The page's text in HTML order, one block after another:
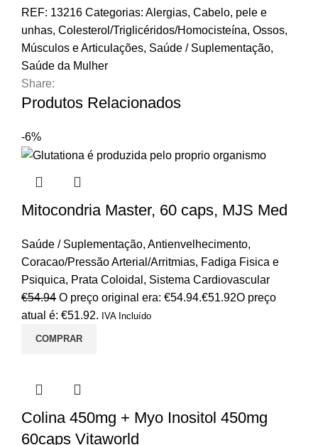
REF: 13216 Categorias: Alergias, Cabelo, pele e
unhas, Colesterol/Triglicéridos/Homocisteína, Ossos,
Músculos e Articulações, Saúde / Suplementação,
Saúde da Mulher
Share:
Produtos Relacionados
-6%
Mitocondria Master, 60 caps, MJS Med
Saúde / Suplementação, Antienvelhecimento,
Coracao/Pressão Arterial/Arritmias, Fadiga Fisica e
Psiquica, Prata Coloidal , Sistema Cardiovascular
€54.94 O preço original era: €54.94.€51.92O preço
atual é: €51.92. IVA Incluído
COMPRAR
Colina 450mg + Myo Inositol 450mg
60caps Vitaworld